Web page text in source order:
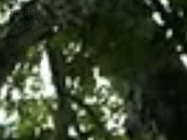
募集中の
イベント
開催済み
募集締切